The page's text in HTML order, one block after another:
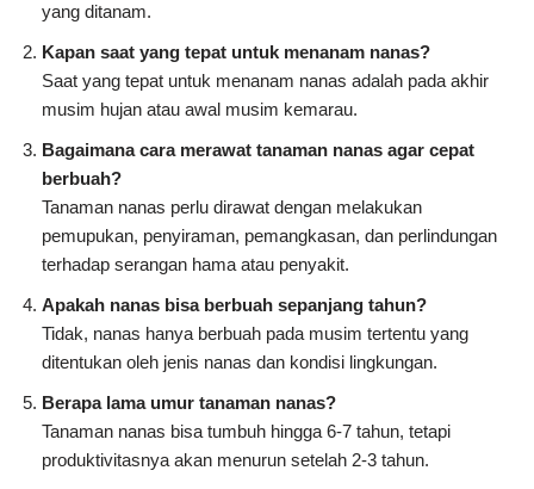
yang ditanam.
Kapan saat yang tepat untuk menanam nanas?
Saat yang tepat untuk menanam nanas adalah pada akhir
musim hujan atau awal musim kemarau.
Bagaimana cara merawat tanaman nanas agar cepat
berbuah?
Tanaman nanas perlu dirawat dengan melakukan
pemupukan, penyiraman, pemangkasan, dan perlindungan
terhadap serangan hama atau penyakit.
Apakah nanas bisa berbuah sepanjang tahun?
Tidak, nanas hanya berbuah pada musim tertentu yang
ditentukan oleh jenis nanas dan kondisi lingkungan.
Berapa lama umur tanaman nanas?
Tanaman nanas bisa tumbuh hingga 6-7 tahun, tetapi
produktivitasnya akan menurun setelah 2-3 tahun.